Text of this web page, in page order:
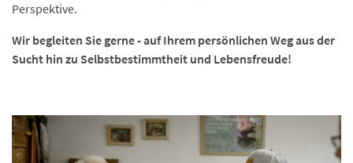
Perspektive.
Wir begleiten Sie gerne - auf Ihrem persönlichen Weg aus der
Sucht hin zu Selbstbestimmtheit und Lebensfreude!